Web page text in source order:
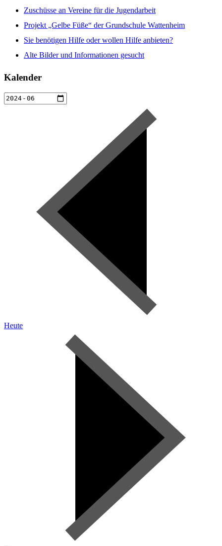
Zuschüsse an Vereine für die Jugendarbeit
Projekt „Gelbe Füße“ der Grundschule Wattenheim
Sie benötigen Hilfe oder wollen Hilfe anbieten?
Alte Bilder und Informationen gesucht
Kalender
Heute